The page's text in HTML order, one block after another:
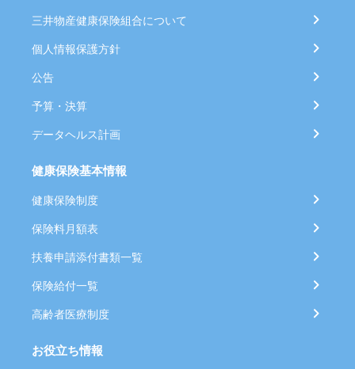
三井物産健康保険組合について
個人情報保護方針
公告
予算・決算
データヘルス計画
健康保険基本情報
健康保険制度
保険料月額表
扶養申請添付書類一覧
保険給付一覧
高齢者医療制度
お役立ち情報